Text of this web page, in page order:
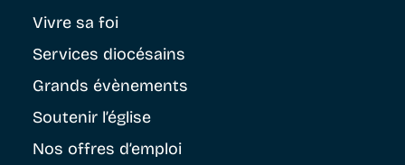
Vivre sa foi
Services diocésains
Grands évènements
Soutenir l’église
Nos offres d’emploi